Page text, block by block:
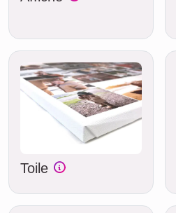
Toile